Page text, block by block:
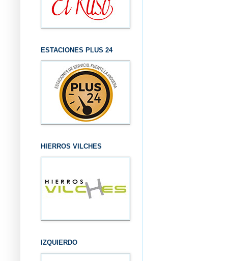
ESTACIONES PLUS 24
HIERROS VILCHES
IZQUIERDO